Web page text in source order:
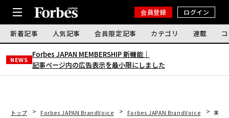
会員登録 ログイン
新着記事 人気記事 会員限定記事 カテゴリ 連載
NEWS
Forbes JAPAN MEMBERSHIP 新機能｜
記事ページ内の広告表示を最小限にしました
トップ Forbes JAPAN BrandVoice Forbes JAPAN BrandVoice 実証